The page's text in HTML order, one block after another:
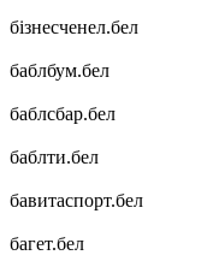
бізнесченел.бел
баблбум.бел
баблсбар.бел
баблти.бел
бавитаспорт.бел
багет.бел